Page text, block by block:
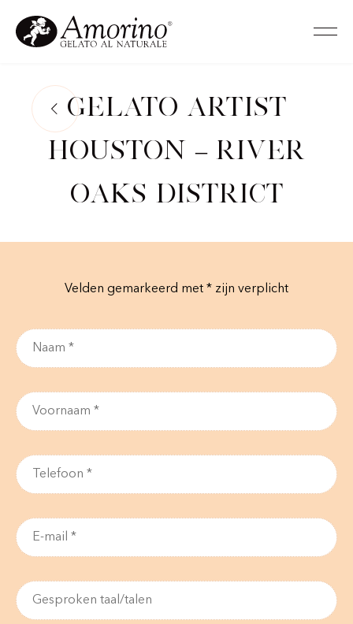
Gelato Artist
Houston – River
Oaks District
Velden gemarkeerd met * zijn verplicht